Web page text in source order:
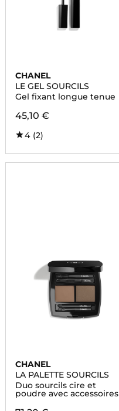
CHANEL
LE GEL SOURCILS
Gel fixant longue tenue
45,10 €
4 (2)
CHANEL
LA PALETTE SOURCILS
Duo sourcils cire et
poudre avec accessoires